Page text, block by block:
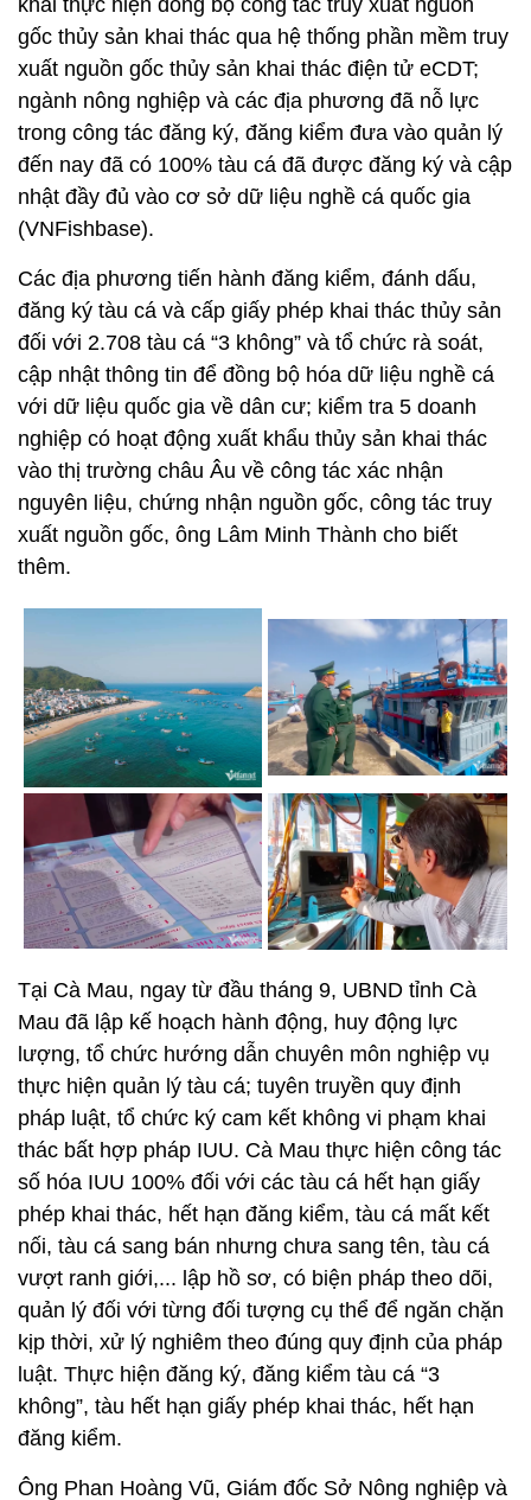
gốc thủy sản khai thác qua hệ thống phần mềm truy
xuất nguồn gốc thủy sản khai thác điện tử eCDT;
ngành nông nghiệp và các địa phương đã nỗ lực
trong công tác đăng ký, đăng kiểm đưa vào quản lý
đến nay đã có 100% tàu cá đã được đăng ký và cập
nhật đầy đủ vào cơ sở dữ liệu nghề cá quốc gia
(VNFishbase).
Các địa phương tiến hành đăng kiểm, đánh dấu,
đăng ký tàu cá và cấp giấy phép khai thác thủy sản
đối với 2.708 tàu cá “3 không” và tổ chức rà soát,
cập nhật thông tin để đồng bộ hóa dữ liệu nghề cá
với dữ liệu quốc gia về dân cư; kiểm tra 5 doanh
nghiệp có hoạt động xuất khẩu thủy sản khai thác
vào thị trường châu Âu về công tác xác nhận
nguyên liệu, chứng nhận nguồn gốc, công tác truy
xuất nguồn gốc, ông Lâm Minh Thành cho biết
thêm.
Tại Cà Mau, ngay từ đầu tháng 9, UBND tỉnh Cà
Mau đã lập kế hoạch hành động, huy động lực
lượng, tổ chức hướng dẫn chuyên môn nghiệp vụ
thực hiện quản lý tàu cá; tuyên truyền quy định
pháp luật, tổ chức ký cam kết không vi phạm khai
thác bất hợp pháp IUU. Cà Mau thực hiện công tác
số hóa IUU 100% đối với các tàu cá hết hạn giấy
phép khai thác, hết hạn đăng kiểm, tàu cá mất kết
nối, tàu cá sang bán nhưng chưa sang tên, tàu cá
vượt ranh giới,... lập hồ sơ, có biện pháp theo dõi,
quản lý đối với từng đối tượng cụ thể để ngăn chặn
kịp thời, xử lý nghiêm theo đúng quy định của pháp
luật. Thực hiện đăng ký, đăng kiểm tàu cá “3
không”, tàu hết hạn giấy phép khai thác, hết hạn
đăng kiểm.
Ông Phan Hoàng Vũ, Giám đốc Sở Nông nghiệp và